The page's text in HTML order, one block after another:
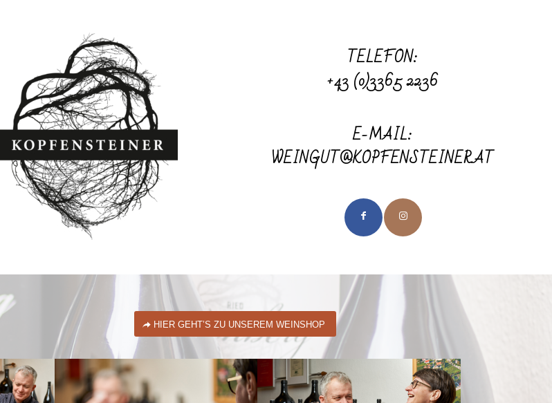
TELEFON:
+43 (0)3365 2236
E-MAIL:
WEINGUT@KOPFENSTEINER.AT
HIER GEHT’S ZU UNSEREM WEINSHOP